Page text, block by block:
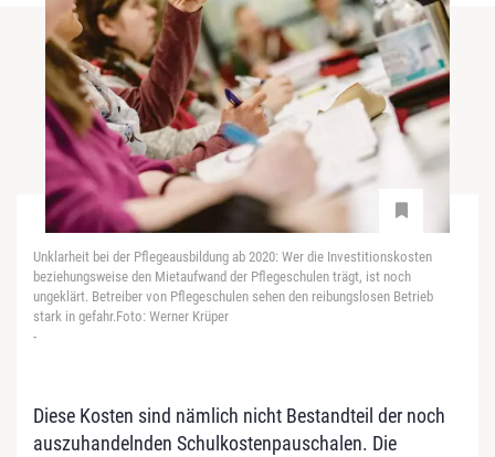
Unklarheit bei der Pflegeausbildung ab 2020: Wer die Investitionskosten
beziehungsweise den Mietaufwand der Pflegeschulen trägt, ist noch
ungeklärt. Betreiber von Pflegeschulen sehen den reibungslosen Betrieb
stark in gefahr.Foto: Werner Krüper
-
Diese Kosten sind nämlich nicht Bestandteil der noch
auszuhandelnden Schulkostenpauschalen. Die